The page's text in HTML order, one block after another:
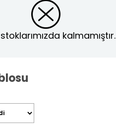
kalmamıştır.